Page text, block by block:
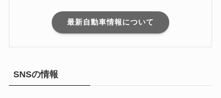
最新自動車情報について
SNSの情報